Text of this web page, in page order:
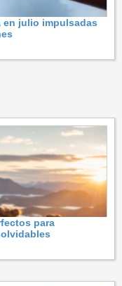
en julio impulsadas
para